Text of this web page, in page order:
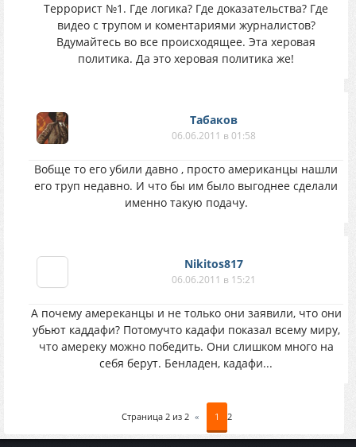
Террорист №1. Где логика? Где доказательства? Где
видео с трупом и коментариями журналистов?
Вдумайтесь во все происходящее. Эта херовая
политика. Да это херовая политика же!
Табаков
06.06.2011 в 01:58
Вобще то его убили давно , просто американцы нашли
его труп недавно. И что бы им было выгоднее сделали
именно такую подачу.
Nikitos817
06.06.2011 в 15:21
А почему амереканцы и не только они заявили, что они
убьют каддафи? Потомучто кадафи показал всему миру,
что амереку можно победить. Они слишком много на
себя берут. Бенладен, кадафи...
Страница 2 из 2 « 1 2